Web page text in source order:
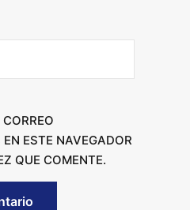
ESTE NAVEGADOR
QUE COMENTE.